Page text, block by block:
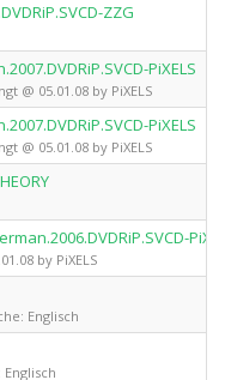
ZZG
PiXELS
@ 05.01.08 by PiXELS
PiXELS
@ 05.01.08 by PiXELS
by PiXELS
Englisch
Englisch